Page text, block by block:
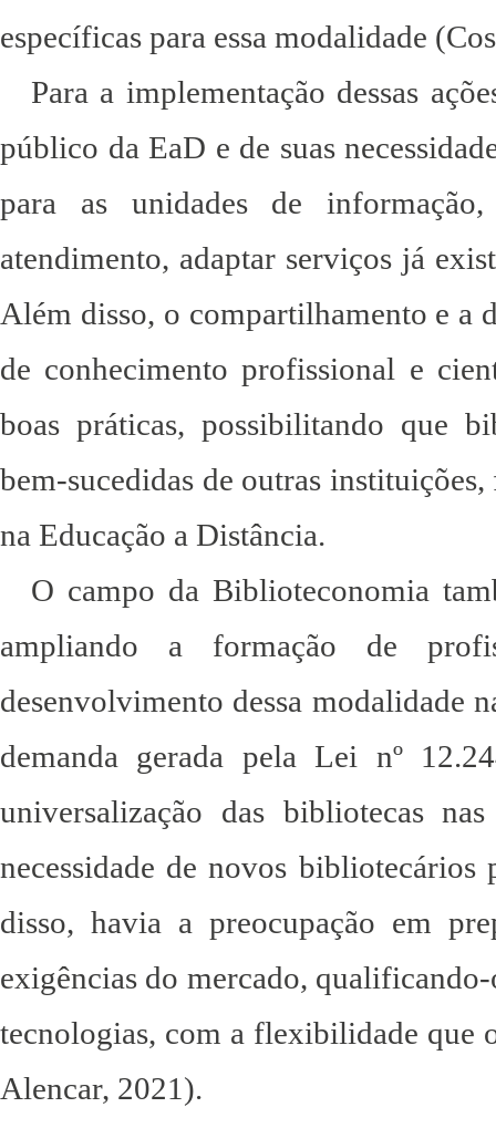
específicas para essa modalidade
Para a implementação dessas
público da EaD e de suas
para as unidades de
atendimento, adaptar serviços já
Além disso, o compartilhamento e a
de conhecimento profissional e
boas práticas, possibilitando que
bem-sucedidas de outras
na Educação a Distância.
O campo da Biblioteconomia
ampliando a formação de
desenvolvimento dessa modalidade
demanda gerada pela Lei nº
universalização das bibliotecas
necessidade de novos bibliotecários
disso, havia a preocupação em
exigências do mercado,
tecnologias, com a flexibilidade que
Alencar, 2021).